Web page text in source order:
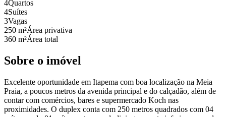
4Quartos
4Suítes
3Vagas
250 m²Área privativa
360 m²Área total
Sobre o imóvel
Excelente oportunidade em Itapema com boa localização na Meia
Praia, a poucos metros da avenida principal e do calçadão, além de
contar com comércios, bares e supermercado Koch nas
proximidades. O duplex conta com 250 metros quadrados com 04